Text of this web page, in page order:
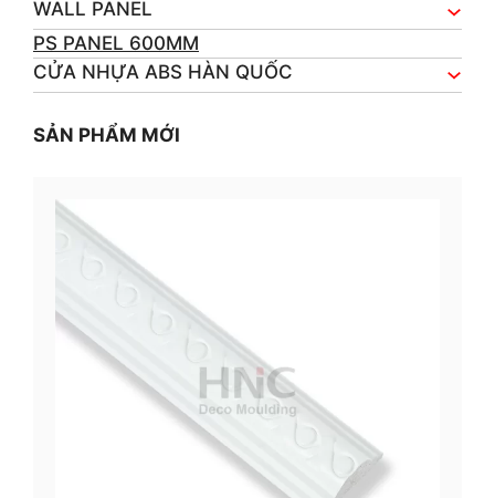
WALL PANEL
PS PANEL 600MM
CỬA NHỰA ABS HÀN QUỐC
SẢN PHẨM MỚI